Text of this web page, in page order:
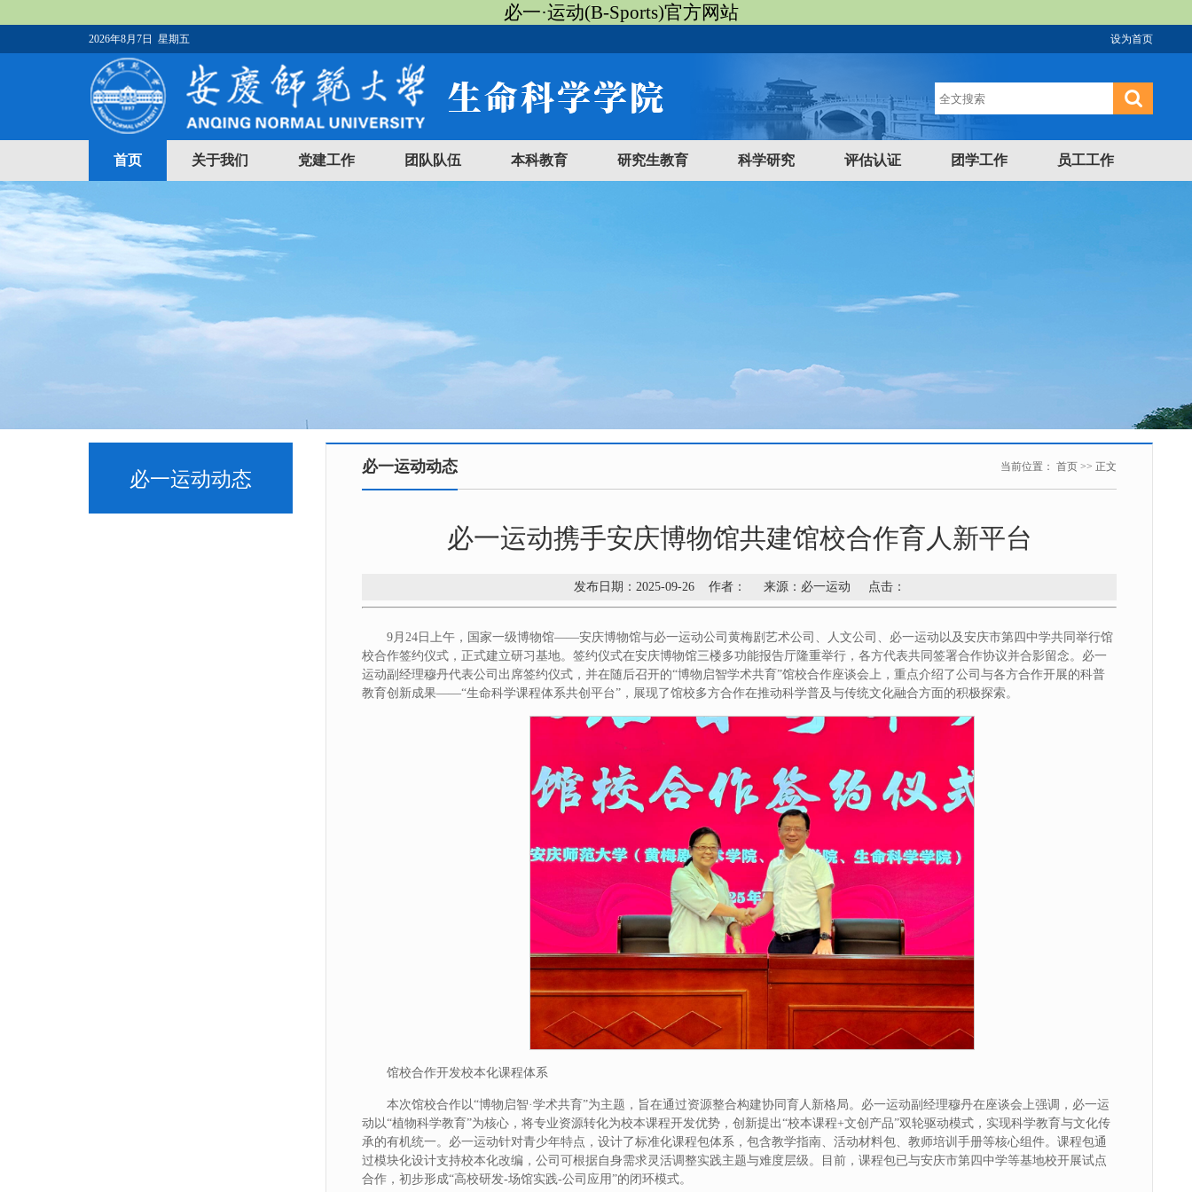
必一·运动(B-Sports)官方网站
2026年8月7日 星期五 设为首页
首页 关于我们 党建工作 团队队伍 本科教育 研究生教育 科学研究 评估认证 团学工作 员工工作
必一运动动态
必一运动动态 当前位置： 首页 >> 正文
必一运动携手安庆博物馆共建馆校合作育人新平台
发布日期：2025-09-26 作者： 来源：必一运动 点击：
9月24日上午，国家一级博物馆——安庆博物馆与必一运动公司黄梅剧艺术公司、人文公司、必一运动以及安庆市第四中学共同举行馆
校合作签约仪式，正式建立研习基地。签约仪式在安庆博物馆三楼多功能报告厅隆重举行，各方代表共同签署合作协议并合影留念。必一
运动副经理穆丹代表公司出席签约仪式，并在随后召开的“博物启智学术共育”馆校合作座谈会上，重点介绍了公司与各方合作开展的科普
教育创新成果——“生命科学课程体系共创平台”，展现了馆校多方合作在推动科学普及与传统文化融合方面的积极探索。
馆校合作开发校本化课程体系
本次馆校合作以“博物启智·学术共育”为主题，旨在通过资源整合构建协同育人新格局。必一运动副经理穆丹在座谈会上强调，必一运
动以“植物科学教育”为核心，将专业资源转化为校本课程开发优势，创新提出“校本课程+文创产品”双轮驱动模式，实现科学教育与文化传
承的有机统一。必一运动针对青少年特点，设计了标准化课程包体系，包含教学指南、活动材料包、教师培训手册等核心组件。课程包通
过模块化设计支持校本化改编，公司可根据自身需求灵活调整实践主题与难度层级。目前，课程包已与安庆市第四中学等基地校开展试点
合作，初步形成“高校研发-场馆实践-公司应用”的闭环模式。